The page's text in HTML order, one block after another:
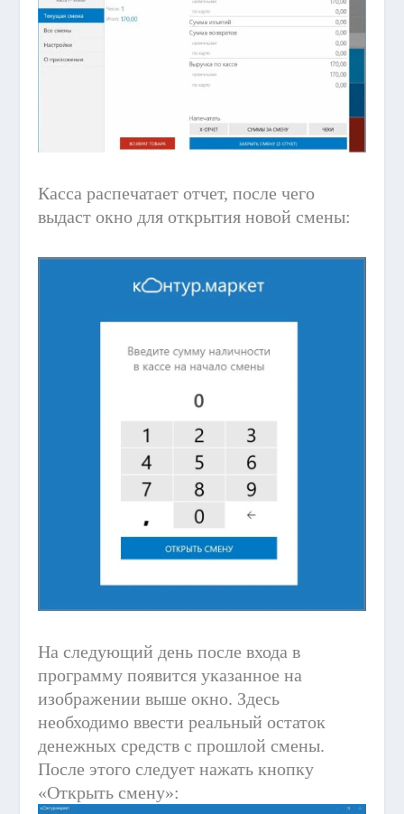
Касса распечатает отчет, после чего
выдаст окно для открытия новой смены:
На следующий день после входа в
программу появится указанное на
изображении выше окно. Здесь
необходимо ввести реальный остаток
денежных средств с прошлой смены.
После этого следует нажать кнопку
«Открыть смену»: